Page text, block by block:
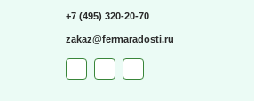
+7 (495) 320-20-70
zakaz@fermaradosti.ru